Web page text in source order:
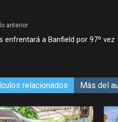
anterior
enfrentará a Banfield por 97º vez
relacionados Más del